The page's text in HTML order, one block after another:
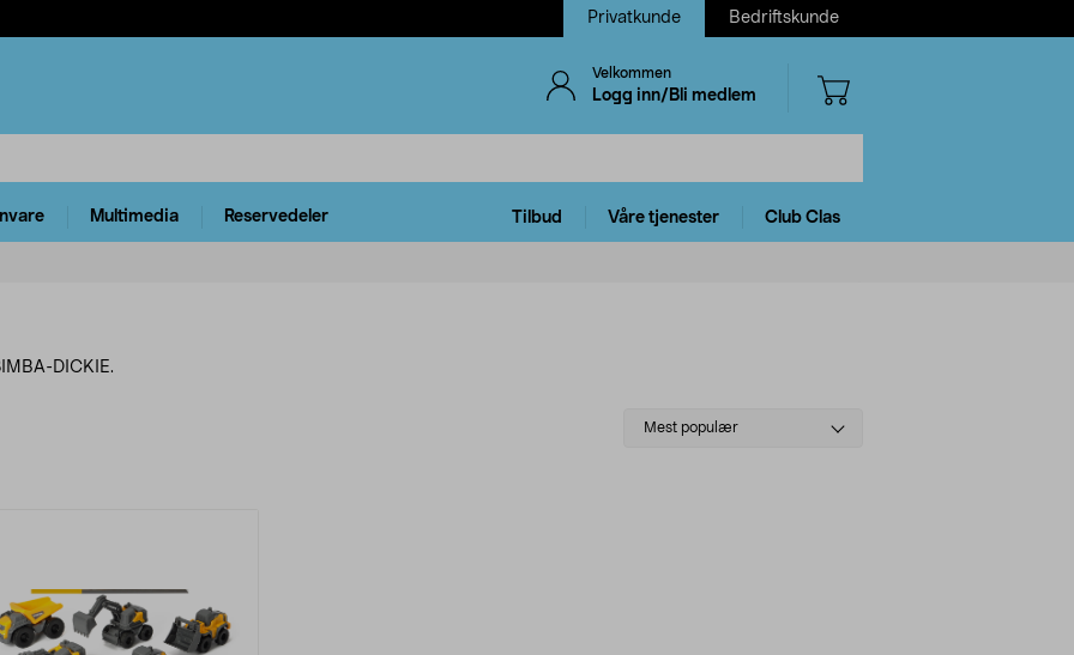
Privatkunde Bedriftskunde
Velkommen
Logg inn/Bli medlem
Multimedia Reservedeler Tilbud Våre tjenester Club Clas
DICKIE.
Select
Mest populær